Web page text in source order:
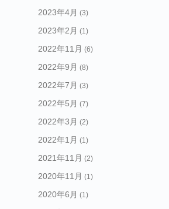
2023年4月 (3)
2023年2月 (1)
2022年11月 (6)
2022年9月 (8)
2022年7月 (3)
2022年5月 (7)
2022年3月 (2)
2022年1月 (1)
2021年11月 (2)
2020年11月 (1)
2020年6月 (1)